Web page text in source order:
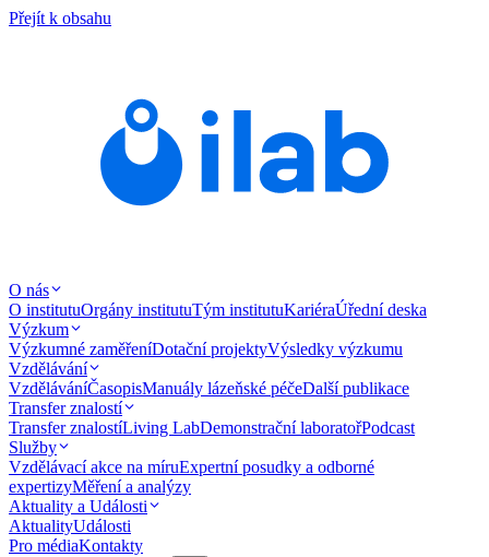
Přejít k obsahu
O nás
O institutuOrgány institutuTým institutuKariéraÚřední deska
Výzkum
Výzkumné zaměřeníDotační projektyVýsledky výzkumu
Vzdělávání
VzděláváníČasopisManuály lázeňské péčeDalší publikace
Transfer znalostí
Transfer znalostíLiving LabDemonstrační laboratořPodcast
Služby
Vzdělávací akce na míruExpertní posudky a odborné
expertizyMěření a analýzy
Aktuality a Události
AktualityUdálosti
Pro médiaKontakty